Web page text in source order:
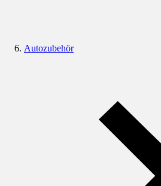
Autozubehör